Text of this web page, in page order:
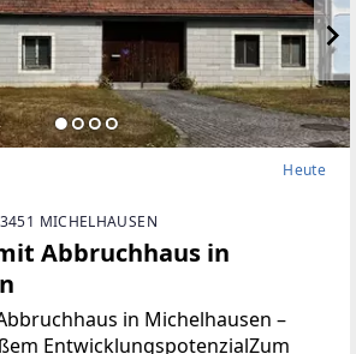
Heute
MICHELHAUSEN
Abbruchhaus in
in Michelhausen –
EntwicklungspotenzialZum